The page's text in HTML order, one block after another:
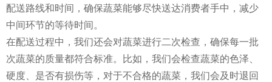
配送路线和时间，确保蔬菜能够尽快送达消费者手中，减少
中间环节的等待时间。
在配送过程中，我们还会对蔬菜进行二次检查，确保每一批
次蔬菜的质量都符合标准。比如，我们会检查蔬菜的色泽、
硬度、是否有损伤等，对于不合格的蔬菜，我们会及时退回